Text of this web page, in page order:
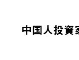
中国人投